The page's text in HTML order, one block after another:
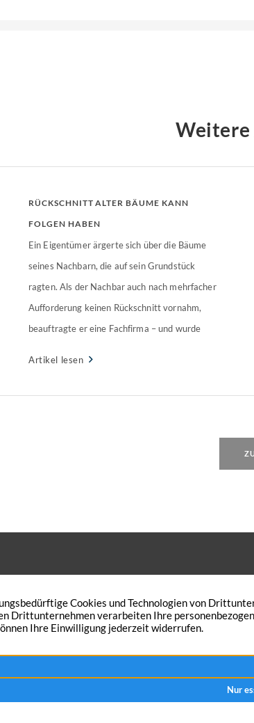
Weitere
RÜCKSCHNITT ALTER BÄUME KANN
FOLGEN HABEN
Ein Eigentümer ärgerte sich über die Bäume
seines Nachbarn, die auf sein Grundstück
ragten. Als der Nachbar auch nach mehrfacher
Aufforderung keinen Rückschnitt vornahm,
beauftragte er eine Fachfirma – und wurde
Artikel lesen
Sie haben den Wunsch Ihre
verkaufen? Traumimmobilien-NRW
auch Ihre Immobilie in kürzester Zeit